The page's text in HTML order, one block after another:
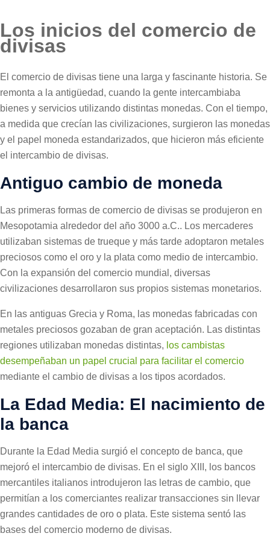
Los inicios del comercio de
divisas
El comercio de divisas tiene una larga y fascinante historia. Se
remonta a la antigüedad, cuando la gente intercambiaba
bienes y servicios utilizando distintas monedas. Con el tiempo,
a medida que crecían las civilizaciones, surgieron las monedas
y el papel moneda estandarizados, que hicieron más eficiente
el intercambio de divisas.
Antiguo cambio de moneda
Las primeras formas de comercio de divisas se produjeron en
Mesopotamia alrededor del año 3000 a.C.. Los mercaderes
utilizaban sistemas de trueque y más tarde adoptaron metales
preciosos como el oro y la plata como medio de intercambio.
Con la expansión del comercio mundial, diversas
civilizaciones desarrollaron sus propios sistemas monetarios.
En las antiguas Grecia y Roma, las monedas fabricadas con
metales preciosos gozaban de gran aceptación. Las distintas
regiones utilizaban monedas distintas, los cambistas
desempeñaban un papel crucial para facilitar el comercio
mediante el cambio de divisas a los tipos acordados.
La Edad Media: El nacimiento de
la banca
Durante la Edad Media surgió el concepto de banca, que
mejoró el intercambio de divisas. En el siglo XIII, los bancos
mercantiles italianos introdujeron las letras de cambio, que
permitían a los comerciantes realizar transacciones sin llevar
grandes cantidades de oro o plata. Este sistema sentó las
bases del comercio moderno de divisas.